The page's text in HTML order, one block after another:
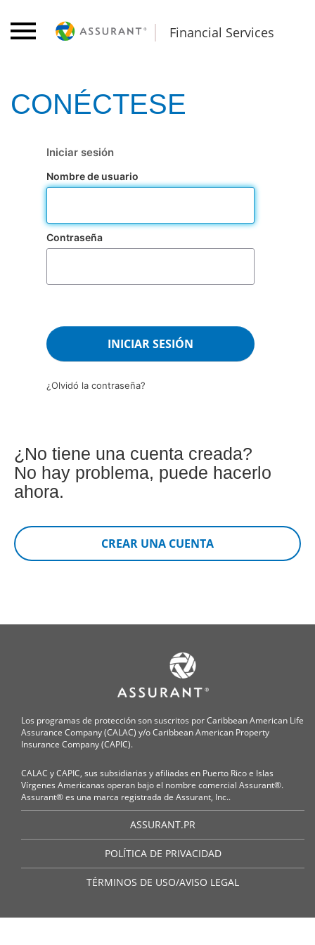
Financial Services
Iniciar sesión
Nombre de usuario
Contraseña
¿Olvidó la contraseña?
¿No tiene una cuenta creada?
No hay problema, puede hacerlo
ahora.
CREAR UNA CUENTA
Los programas de protección son suscritos por Caribbean American Life
Assurance Company (CALAC) y/o Caribbean American Property
Insurance Company (CAPIC).
CALAC y CAPIC, sus subsidiarias y afiliadas en Puerto Rico e Islas
Vírgenes Americanas operan bajo el nombre comercial Assurant®.
Assurant® es una marca registrada de Assurant, Inc..
ASSURANT.PR
POLÍTICA DE PRIVACIDAD
TÉRMINOS DE USO/AVISO LEGAL